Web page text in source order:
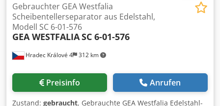
Hradec Králové 4 312 km
Gebrauchter GEA Westfalia
Scheibentellerseparator aus Edelstahl,
Modell SC 6-01-576
GEA WESTFALIASC 6-01-576
Preisinfo Anrufen
Zustand: gebraucht, Gebrauchte GEA Westfalia Edelstahl-